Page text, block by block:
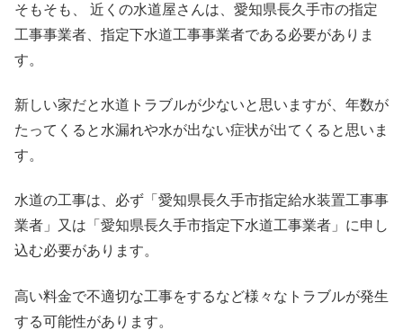
そもそも、 近くの水道屋さんは、愛知県長久手市の指定
工事事業者、指定下水道工事事業者である必要がありま
す。
新しい家だと水道トラブルが少ないと思いますが、年数が
たってくると水漏れや水が出ない症状が出てくると思いま
す。
水道の工事は、必ず「愛知県長久手市指定給水装置工事事
業者」又は「愛知県長久手市指定下水道工事業者」に申し
込む必要があります。
高い料金で不適切な工事をするなど様々なトラブルが発生
する可能性があります。